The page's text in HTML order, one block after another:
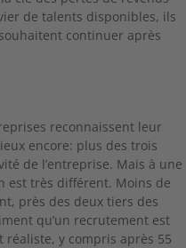
detalents disponibles, ils
continuer après
reconnaissent leur
encore: plus des trois
de l’entreprise. Mais à une
est très différent. Moins de
près des deux tiers des
qu’un recrutement est
y compris après 55